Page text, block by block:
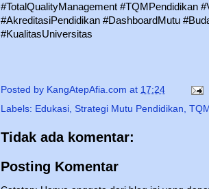
#TotalQualityManagement #TQMPendidikan
#AkreditasiPendidikan #DashboardMutu
#KualitasUniversitas
Posted by KangAtepAfia.com at 17:24
Labels: Edukasi Strategi Mutu Pendidikan TQM
Tidak ada komentar:
Posting Komentar